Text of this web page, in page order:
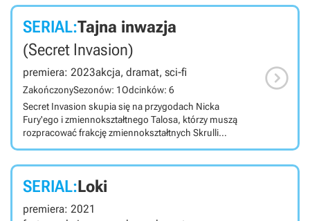
SERIAL:Tajna inwazja
(Secret Invasion)
premiera: 2023akcja, dramat, sci-fi
ZakończonySezonów: 1Odcinków: 6
Secret Invasion skupia się na przygodach Nicka
Fury'ego i zmiennokształtnego Talosa, którzy muszą
rozpracować frakcję zmiennokształtnych Skrulli
platformy Disney+, którego twórcą jest Kyle Bradstreet
oraz Talos, członek obcej rasy Skrulli potrafiących

SERIAL:Loki
premiera: 2021